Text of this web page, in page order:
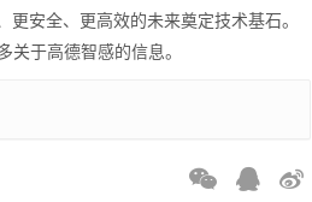
安全、更高效的未来奠定技术基石。
关于高德智感的信息。